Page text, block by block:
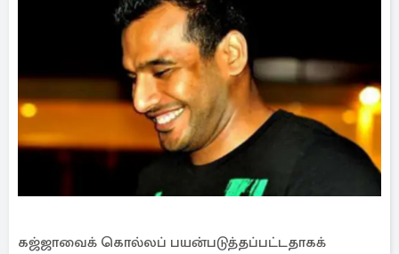
கஜ்ஜாவைக் கொல்லப் பயன்படுத்தப்பட்டதாகக்